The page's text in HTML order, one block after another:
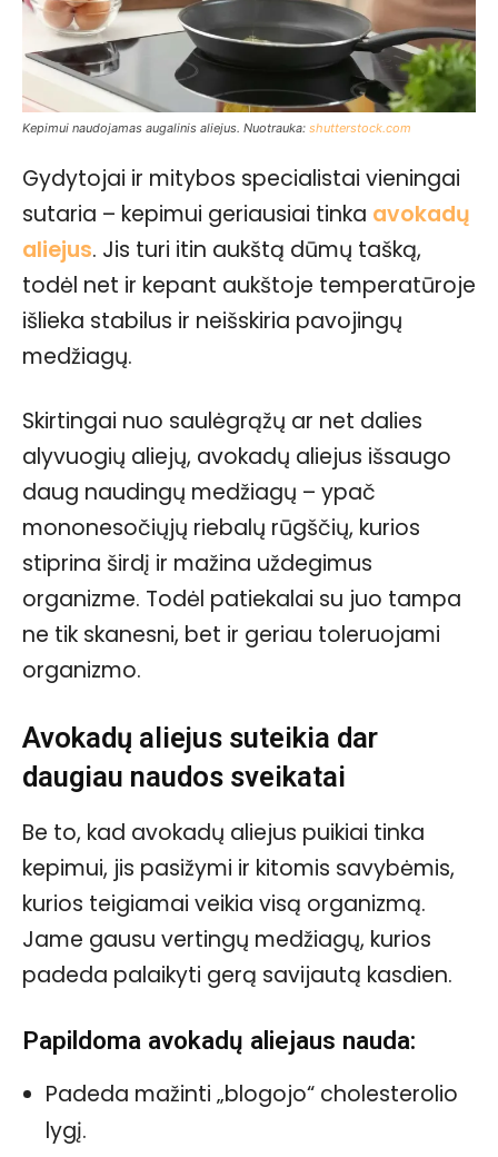
Kepimui naudojamas augalinis aliejus. Nuotrauka: shutterstock.com
Gydytojai ir mitybos specialistai vieningai
sutaria – kepimui geriausiai tinka avokadų
aliejus. Jis turi itin aukštą dūmų tašką,
todėl net ir kepant aukštoje temperatūroje
išlieka stabilus ir neišskiria pavojingų
medžiagų.
Skirtingai nuo saulėgrąžų ar net dalies
alyvuogių aliejų, avokadų aliejus išsaugo
daug naudingų medžiagų – ypač
mononesočiųjų riebalų rūgščių, kurios
stiprina širdį ir mažina uždegimus
organizme. Todėl patiekalai su juo tampa
ne tik skanesni, bet ir geriau toleruojami
organizmo.
Avokadų aliejus suteikia dar
daugiau naudos sveikatai
Be to, kad avokadų aliejus puikiai tinka
kepimui, jis pasižymi ir kitomis savybėmis,
kurios teigiamai veikia visą organizmą.
Jame gausu vertingų medžiagų, kurios
padeda palaikyti gerą savijautą kasdien.
Papildoma avokadų aliejaus nauda:
Padeda mažinti „blogojo“ cholesterolio
lygį.